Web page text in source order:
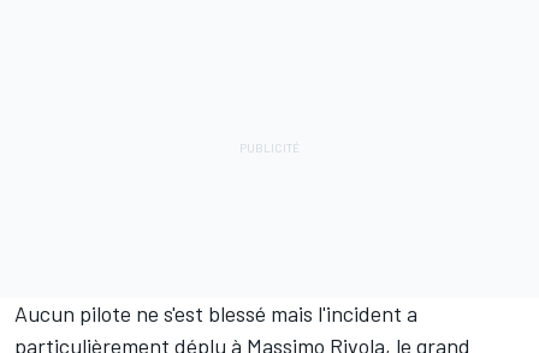
Aucun pilote ne s'est blessé mais l'incident a
particulièrement déplu à Massimo Rivola, le grand